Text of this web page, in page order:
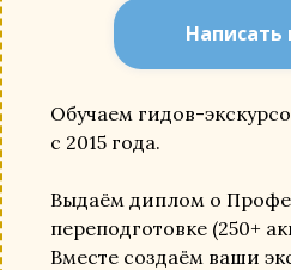
Написать
Обучаем гидов-
с 2015 года.
Выдаём диплом о
переподготовке (250+
Вместе создаём ваши